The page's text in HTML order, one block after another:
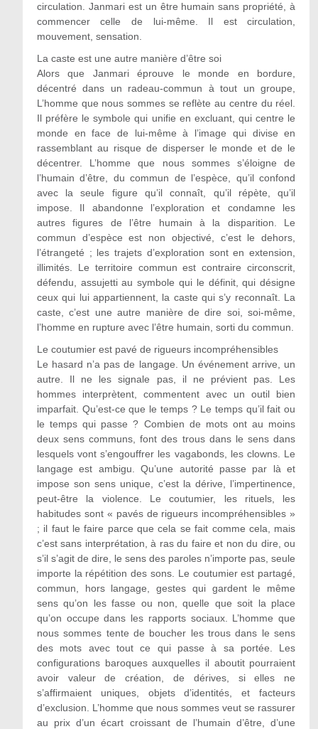
circulation. Janmari est un être humain sans propriété, à
commencer celle de lui-même. Il est circulation,
mouvement, sensation.
La caste est une autre manière d’être soi
Alors que Janmari éprouve le monde en bordure,
décentré dans un radeau-commun à tout un groupe,
L’homme que nous sommes se reflète au centre du réel.
Il préfère le symbole qui unifie en excluant, qui centre le
monde en face de lui-même à l’image qui divise en
rassemblant au risque de disperser le monde et de le
décentrer. L’homme que nous sommes s’éloigne de
l’humain d’être, du commun de l’espèce, qu’il confond
avec la seule figure qu’il connaît, qu’il répète, qu’il
impose. Il abandonne l’exploration et condamne les
autres figures de l’être humain à la disparition. Le
commun d’espèce est non objectivé, c’est le dehors,
l’étrangeté ; les trajets d’exploration sont en extension,
illimités. Le territoire commun est contraire circonscrit,
défendu, assujetti au symbole qui le définit, qui désigne
ceux qui lui appartiennent, la caste qui s’y reconnaît. La
caste, c’est une autre manière de dire soi, soi-même,
l’homme en rupture avec l’être humain, sorti du commun.
Le coutumier est pavé de rigueurs incompréhensibles
Le hasard n’a pas de langage. Un événement arrive, un
autre. Il ne les signale pas, il ne prévient pas. Les
hommes interprètent, commentent avec un outil bien
imparfait. Qu’est-ce que le temps ? Le temps qu’il fait ou
le temps qui passe ? Combien de mots ont au moins
deux sens communs, font des trous dans le sens dans
lesquels vont s’engouffrer les vagabonds, les clowns. Le
langage est ambigu. Qu’une autorité passe par là et
impose son sens unique, c’est la dérive, l’impertinence,
peut-être la violence. Le coutumier, les rituels, les
habitudes sont « pavés de rigueurs incompréhensibles »
; il faut le faire parce que cela se fait comme cela, mais
c’est sans interprétation, à ras du faire et non du dire, ou
s’il s’agit de dire, le sens des paroles n’importe pas, seule
importe la répétition des sons. Le coutumier est partagé,
commun, hors langage, gestes qui gardent le même
sens qu’on les fasse ou non, quelle que soit la place
qu’on occupe dans les rapports sociaux. L’homme que
nous sommes tente de boucher les trous dans le sens
des mots avec tout ce qui passe à sa portée. Les
configurations baroques auxquelles il aboutit pourraient
avoir valeur de création, de dérives, si elles ne
s’affirmaient uniques, objets d’identités, et facteurs
d’exclusion. L’homme que nous sommes veut se rassurer
au prix d’un écart croissant de l’humain d’être, d’une